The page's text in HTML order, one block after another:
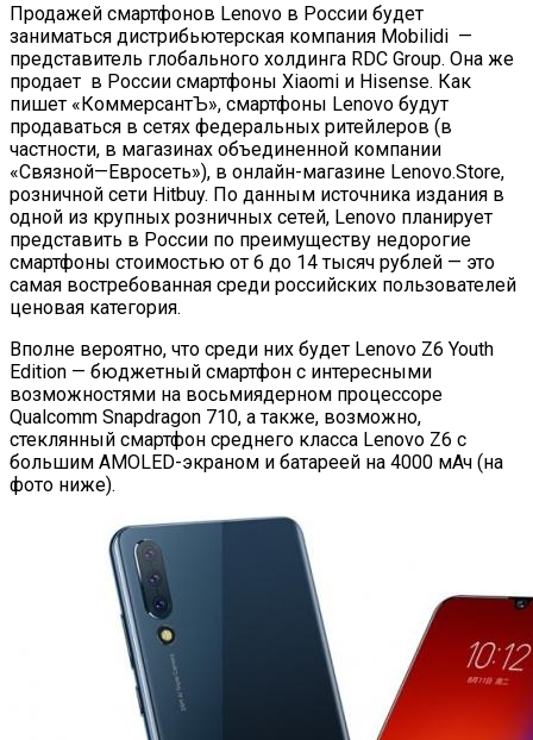
Продажей смартфонов Lenovo в России будет
заниматься дистрибьютерская компания Mobilidi —
представитель глобального холдинга RDC Group. Она же
продает в России смартфоны Xiaomi и Hisense. Как
пишет «КоммерсантЪ», смартфоны Lenovo будут
продаваться в сетях федеральных ритейлеров (в
частности, в магазинах объединенной компании
«Связной—Евросеть»), в онлайн-магазине Lenovo.Store,
розничной сети Hitbuy. По данным источника издания в
одной из крупных розничных сетей, Lenovo планирует
представить в России по преимуществу недорогие
смартфоны стоимостью от 6 до 14 тысяч рублей — это
самая востребованная среди российских пользователей
ценовая категория.
Вполне вероятно, что среди них будет Lenovo Z6 Youth
Edition — бюджетный смартфон с интересными
возможностями на восьмиядерном процессоре
Qualcomm Snapdragon 710, а также, возможно,
стеклянный смартфон среднего класса Lenovo Z6 с
большим AMOLED-экраном и батареей на 4000 мАч (на
фото ниже).